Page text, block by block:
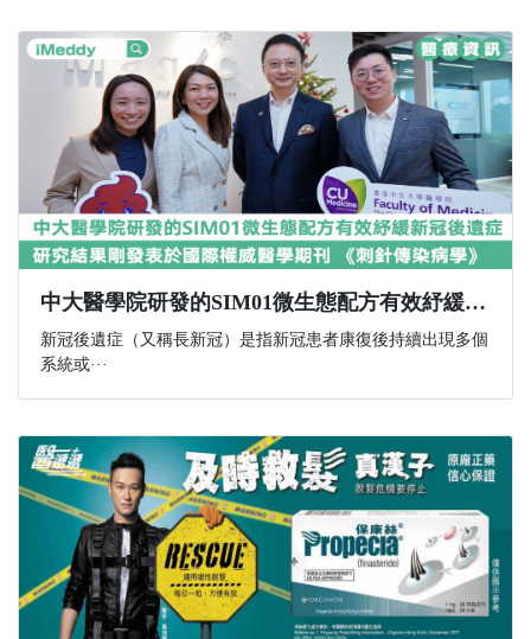
中大醫學院研發的SIM01微生態配方有效紓緩新冠後遺症 研究結果剛發表於國際權威醫學期刊 《刺針傳染病學》
新冠後遺症（又稱長新冠）是指新冠患者康復後持續出現多個
系統或···